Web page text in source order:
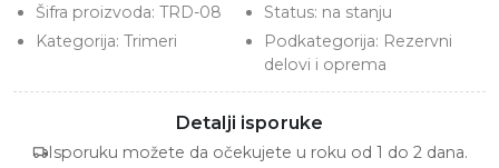
Šifra proizvoda: TRD-08 Status: na stanju
Kategorija: Trimeri Podkategorija: Rezervni
delovi i oprema
Detalji isporuke
Isporuku možete da očekujete u roku od 1 do 2 dana.